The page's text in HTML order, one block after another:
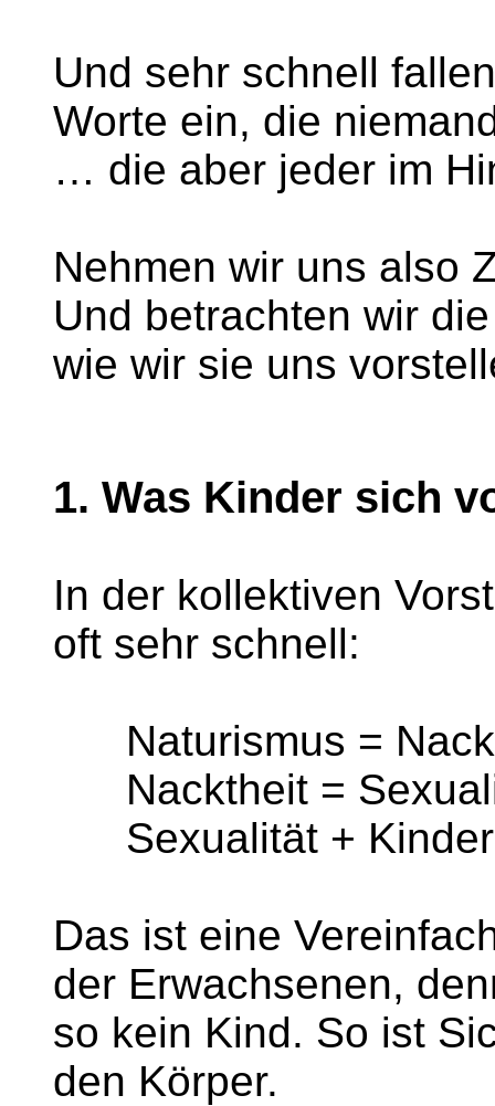
Und sehr schnell
Worte ein, die
… die aber jeder im
Nehmen wir uns also
Und betrachten wir
wie wir sie uns
1. Was Kinder sich
In der kollektiven
oft sehr schnell:
Naturismus =
Nacktheit =
Sexualität + Kinder
Das ist eine
der Erwachsenen,
so kein Kind. So ist
den Körper.